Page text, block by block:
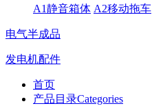
A1静音箱体 A2移动拖车
电气半成品
发电机配件
首页
产品目录Categories